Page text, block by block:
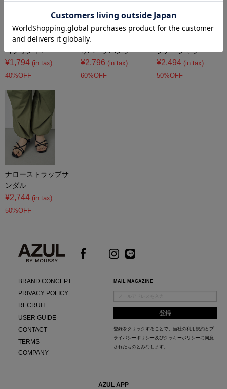
フレンチスリーブロ
ゴプリントT
¥1,794 (in tax)
40%OFF
AZUL DENIM 甘撚
りハーフパンツ
¥2,796 (in tax)
60%OFF
シアーシャツ
¥2,494(in tax)
50%OFF
ナローストラップサ
ンダル
¥2,744 (in tax)
50%OFF
BRAND CONCEPT
PRIVACY POLICY
RECRUIT
USER GUIDE
CONTACT
TERMS
COMPANY
MAIL MAGAZINE
登録をクリックすることで、当社の利用規約と プ
ライバシーポリシー及びクッキーポリシー に同意
されたものとみなします。
AZUL APP